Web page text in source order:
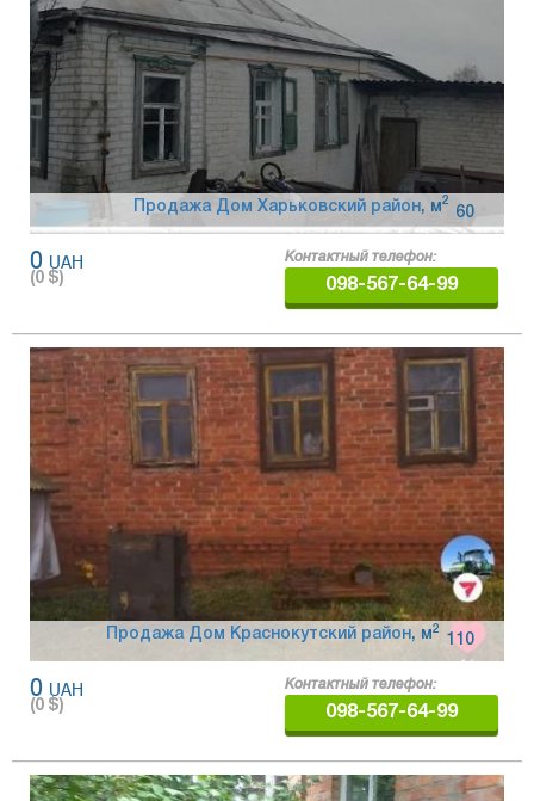
Продажа Дом Харьковский район, 60
м2
0 UAH
(0 $)
Контактный телефон:
098-567-64-99
Продажа Дом Краснокутский район , 110
м 2
0 UAH
(0 $)
Контактный телефон:
098-567-64-99